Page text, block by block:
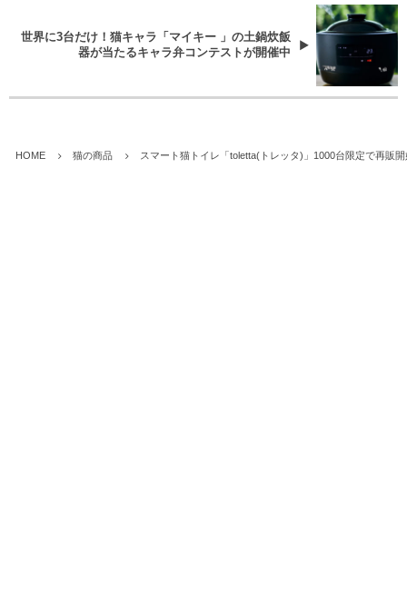
世界に3台だけ！猫キャラ「マイキー 」の土鍋炊飯
器が当たるキャラ弁コンテストが開催中
HOME 猫の商品 スマート猫トイレ「toletta(トレッタ)」1000台限定で再販